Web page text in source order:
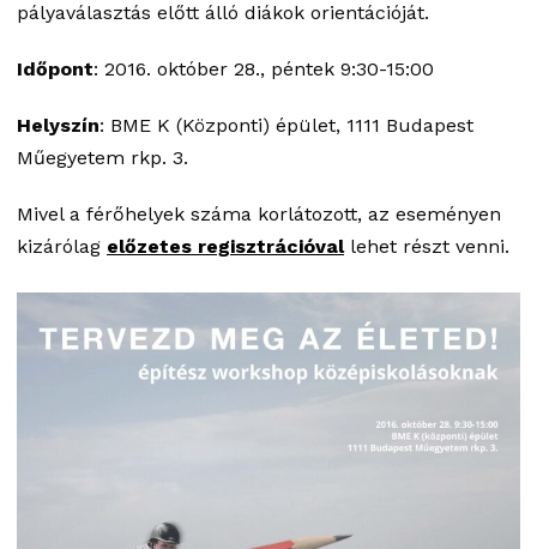
pályaválasztás előtt álló diákok orientációját.
Időpont: 2016. október 28., péntek 9:30-15:00
Helyszín: BME K (Központi) épület, 1111 Budapest
Műegyetem rkp. 3.
Mivel a férőhelyek száma korlátozott, az eseményen
kizárólag előzetes regisztrációvallehet részt venni.